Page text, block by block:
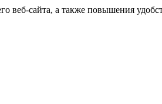
веб-сайта, а также повышения